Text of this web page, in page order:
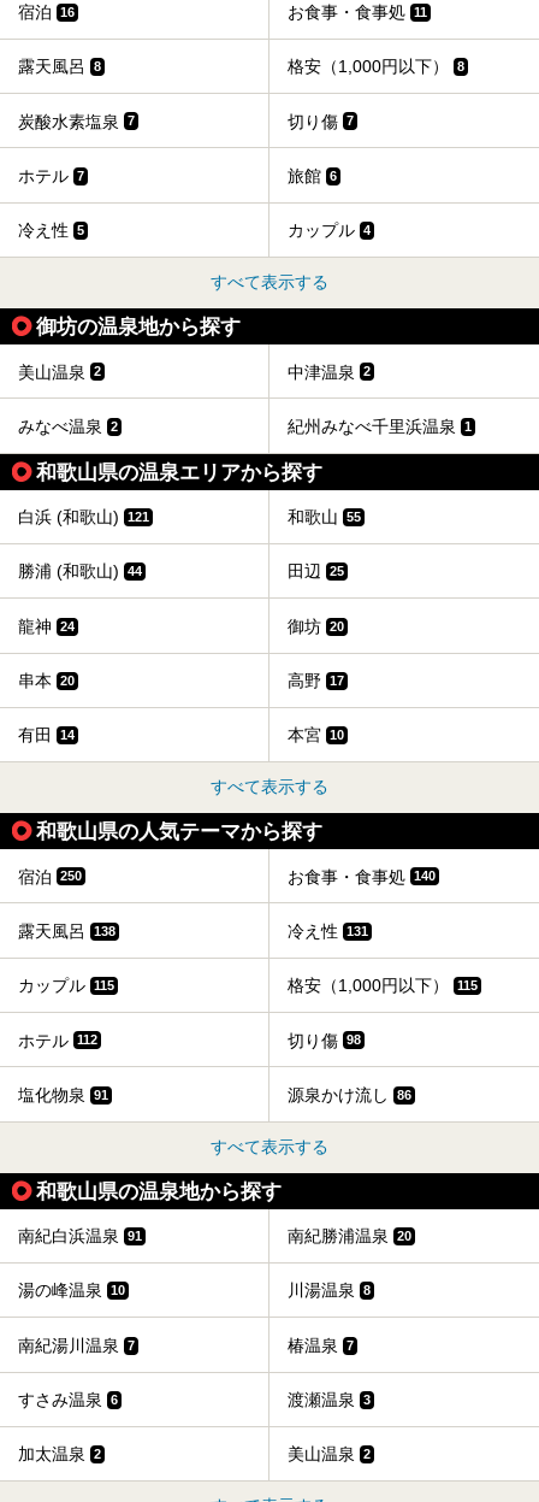
宿泊 16 お食事・食事処 11
露天風呂 8 格安（1,000円以下） 8
炭酸水素塩泉 7 切り傷 7
ホテル 7 旅館 6
冷え性 5 カップル 4
すべて表示する
御坊の温泉地から探す
美山温泉 2 中津温泉 2
みなべ温泉 2 紀州みなべ千里浜温泉 1
和歌山県の温泉エリアから探す
白浜 (和歌山) 121 和歌山 55
勝浦 (和歌山) 44 田辺 25
龍神 24 御坊 20
串本 20 高野 17
有田 14 本宮 10
すべて表示する
和歌山県の人気テーマから探す
宿泊 250 お食事・食事処 140
露天風呂 138 冷え性 131
カップル 115 格安（1,000円以下） 115
ホテル 112 切り傷 98
塩化物泉 91 源泉かけ流し 86
すべて表示する
和歌山県の温泉地から探す
南紀白浜温泉 91 南紀勝浦温泉 20
湯の峰温泉 10 川湯温泉 8
南紀湯川温泉 7 椿温泉 7
すさみ温泉 6 渡瀬温泉 3
加太温泉 2 美山温泉 2